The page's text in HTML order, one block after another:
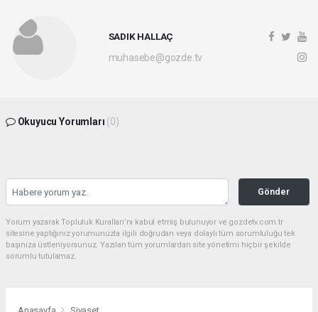
SADIK HALLAÇ
muhasebe@gozde.tv
Okuyucu Yorumları (0)
Gönder
Yorum yazarak Topluluk Kuralları’nı kabul etmiş bulunuyor ve gozdetv.com.tr
sitesine yaptığınız yorumunuzla ilgili doğrudan veya dolaylı tüm sorumluluğu tek
başınıza üstleniyorsunuz. Yazılan tüm yorumlardan site yönetimi hiçbir şekilde
sorumlu tutulamaz.